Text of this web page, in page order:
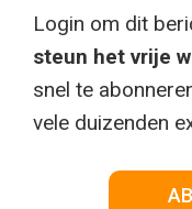
Login om dit
steun het vrije
snel te
vele duizenden